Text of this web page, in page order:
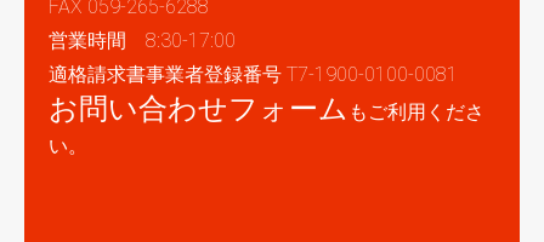
FAX 059-265-6288
営業時間 8:30-17:00
適格請求書事業者登録番号 T7-1900-0100-0081
お問い合わせフォーム もご利用くださ
い。